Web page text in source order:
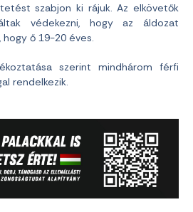
szabjon ki rájuk. Az elkövetők
védekezni, hogy az áldozat
ő 19-20 éves.
szerint mindhárom férfi
rendelkezik.